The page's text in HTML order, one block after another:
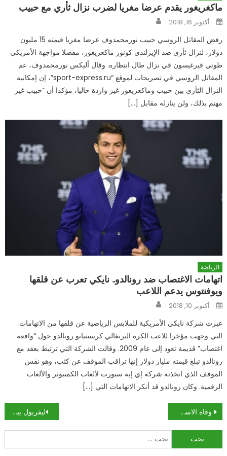
ماكغريغور يقدم عرضا مغريا لضرب نزال ثأري مع حبيب
Posted
onأكتوبر 16, 2018
رفض المقاتل الروسي حبيب نورمحمدوف عرضا مغريا قيمته 15 مليون
دولار، لنزال ثأري ضد الإيرلندي كونور ماكغريغور، مفضلا مواجهة الأمريكي
طوني فيرغيسون في نزال طال انتظاره. وقال أليكس نورمحمدوف، عم
المقاتل الروسي في تصريحات لموقع “sport-express.ru”، إن إمكانية
النزال الثأري بين حبيب وماكغريغور غير واردة حاليا، مؤكدا أن “حبيب غير
مهتم بذلك، ولن ينازله مقابل […]
الرياضة
اتهامات الاغتصاب ضد رونالدو.. نايكي تعرب عن قلقها
ويوفنتوس يدعم اللاعب
Posted
onأكتوبر 10, 2018
عبرت شركة نايكي الأمريكية للملابس الرياضية عن قلقها من الاتهامات
التي وجهت مؤخرا للاعب الكرة البرتغالي كريستيانو رونالدو حول “واقعة
اغتصاب” قديمة تعود إلى عام 2009. وقالت الشركة التي ترتبط بعقد مع
رونالدو تبلغ قيمته مليار دولار إنها تراقب الموقف عن كثب، وهو نفس
الموقف الذي اتخذته شركة إي إيه سبورت لألعاب الكمبيوتر والألعاب
الرقمية. وكان رونالدو قد أنكر الاتهامات التي […]
تصفّح
المقالات
ليفربول يبلغ نهائي كأس رابطة الأندية الإنجليزية بركلات الترجيح وفاة الاسطورة محمد علي كلاي
البحث
عن: